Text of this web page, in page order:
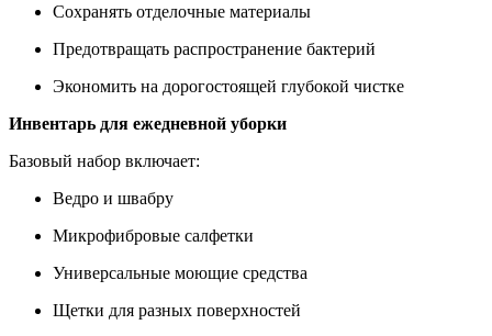
Сохранять отделочные материалы
Предотвращать распространение бактерий
Экономить на дорогостоящей глубокой чистке
Инвентарь для ежедневной уборки
Базовый набор включает:
Ведро и швабру
Микрофибровые салфетки
Универсальные моющие средства
Щетки для разных поверхностей